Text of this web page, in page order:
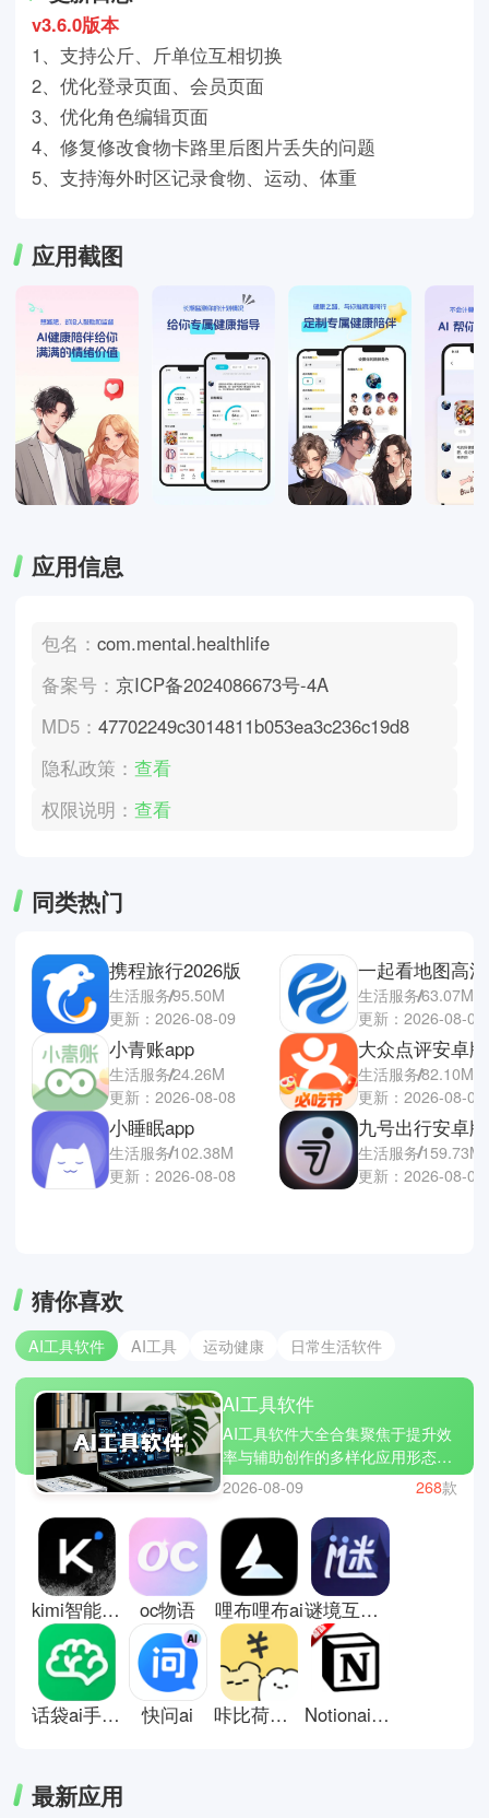
v3.6.0版本
1、支持公斤、斤单位互相切换
2、优化登录页面、会员页面
3、优化角色编辑页面
4、修复修改食物卡路里后图片丢失的问题
5、支持海外时区记录食物、运动、体重
应用截图
应用信息
包名：com.mental.healthlife
备案号： 京ICP备2024086673号-4A
MD5：47702249c3014811b053ea3c236c19d8
隐私政策：查看
权限说明：查看
同类热门
携程旅行2026版
生活服务95.50M
更新：2026-08-09
小青账app
生活服务24.26M
更新：2026-08-08
小睡眠app
生活服务102.38M
更新：2026-08-08
生活服务63.07M
更新：2026-08-08
大众点评安卓版
生活服务82.10M
更新：2026-08-07
九号出行安卓版
生活服务159.73M
更新：2026-08-07
猜你喜欢
AI工具软件 AI工具 运动健康 日常生活软件
AI工具软件
AI工具软件大全合集聚焦于提升效
率与辅助创作的多样化应用形态，
涵盖文本生成、图像处理、代码协
助与日常办公支持等多个方向，整
体呈现出功能交叉与场景融合的特
点。相关工具包括通义千问、文心
一言、讯飞星火、豆包等AI应用，
覆盖内容生成与信息处理等常见需
求。合集吸引力源于覆盖范围广与
适配场景灵活，便于用户在不同AI
工具之间进行对比与筛选，已整合
好用的AI工具软件推荐内容，并保
持内容的持续补充与更新。
2026-08-09 268款
kimi智能助手 oc物语 哩布哩布ai 谜境互动剧本平台
话袋ai手机版 快问ai 咔比荷包记账 Notionai中文版
最新应用